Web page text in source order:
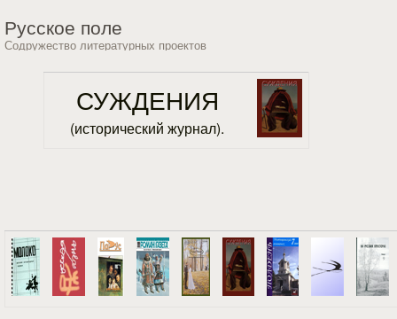
Русское поле
Содружество литературных проектов
СУЖДЕНИЯ
(исторический журнал).